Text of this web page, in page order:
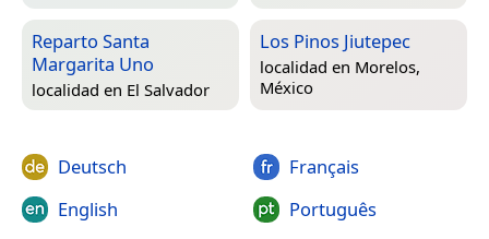
Reparto Santa
Margarita Uno
localidad en El Salvador
Los Pinos Jiutepec
localidad en Morelos,
México
Deutsch
English
Français
Português